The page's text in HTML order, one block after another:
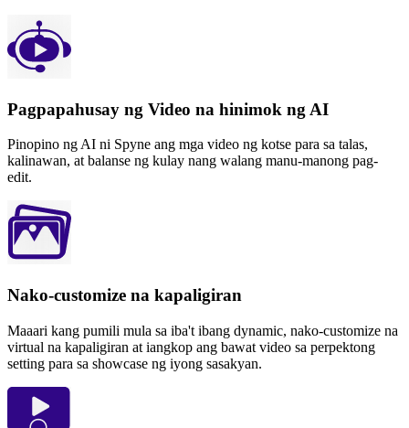
Pagpapahusay ng Video na hinimok ng AI
Pinopino ng AI ni Spyne ang mga video ng kotse para sa talas,
kalinawan, at balanse ng kulay nang walang manu-manong pag-
edit.
Nako-customize na kapaligiran
Maaari kang pumili mula sa iba't ibang dynamic, nako-customize na
virtual na kapaligiran at iangkop ang bawat video sa perpektong
setting para sa showcase ng iyong sasakyan.